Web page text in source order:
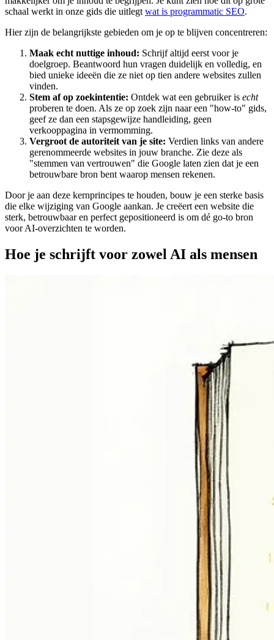
schaal werkt in onze gids die uitlegtwat is programmatic SEO.
Hier zijn de belangrijkste gebieden om je op te blijven concentreren:
Maak echt nuttige inhoud: Schrijf altijd eerst voor je
doelgroep. Beantwoord hun vragen duidelijk en volledig, en
bied unieke ideeën die ze niet op tien andere websites zullen
vinden.
Stem af op zoekintentie: Ontdek wat een gebruiker is echt
proberen te doen. Als ze op zoek zijn naar een "how-to" gids,
geef ze dan een stapsgewijze handleiding, geen
verkooppagina in vermomming.
Vergroot de autoriteit van je site: Verdien links van andere
gerenommeerde websites in jouw branche. Zie deze als
"stemmen van vertrouwen" die Google laten zien dat je een
betrouwbare bron bent waarop mensen rekenen.
Door je aan deze kernprincipes te houden, bouw je een sterke basis
die elke wijziging van Google aankan. Je creëert een website die
sterk, betrouwbaar en perfect gepositioneerd is om dé go-to bron
voor AI-overzichten te worden.
Hoe je schrijft voor zowel AI als mensen